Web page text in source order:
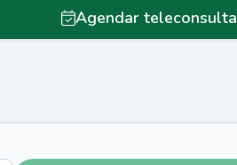
Agendar teleconsulta